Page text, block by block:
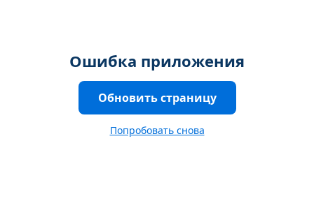
Ошибка приложения
Обновить страницу
Попробовать снова